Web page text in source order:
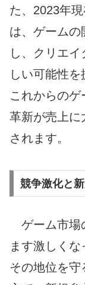
た、2023年
は、ゲームの
し、クリエ
しい可能性を
これからの
革新が売上に
されます。
競争激化と
ゲーム市場
ます激しく
その地位を守